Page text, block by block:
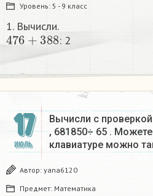
Уровень: 5 - 9 класс
1. Вычисли.
476+388
: 2​
17
ИЮЛЬ
Вычисли с
, 681850÷ 65 .
клавиатуре можно
Автор: yana6120
Предмет: Математика